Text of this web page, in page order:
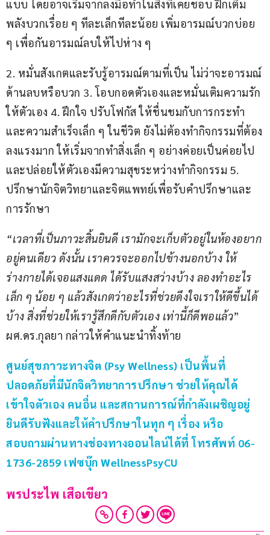
แบบ โดยอาจเริ่มจากลงมือทำในสิ่งที่เคยชอบ ฝึกเติม
พลังบวกเรื่อย ๆ ทีละเล็กทีละน้อย เพิ่มอารมณ์บวกบ่อย
ๆ เพื่อกันอารมณ์ลบให้ไปห่าง ๆ
2. หมั่นสังเกตและรับรู้อารมณ์ตามที่เป็น ไม่ว่าจะอารมณ์
ด้านลบหรือบวก 3. โอบกอดตัวเองและหมั่นเติมความรัก
ให้ตัวเอง 4. ฝึกใจ ปรับโฟกัส ให้ชื่นชมกับการกระทำ
และความสำเร็จเล็ก ๆ ในชีวิต ยังไม่ต้องทำกิจกรรมที่ต้อง
ลงแรงมาก ให้เริ่มจากทำสิ่งเล็ก ๆ อย่างค่อยเป็นค่อยไป
และปล่อยให้ตัวเองมีความสุขระหว่างทำกิจกรรม 5.
ปรึกษานักจิตวิทยาและจิตแพทย์เพื่อรับคำปรึกษาและ
การรักษา
“เวลาที่เป็นภาวะสิ้นยินดี เรามักจะเก็บตัวอยู่ในห้องอยาก
อยู่คนเดียว ดังนั้น เราควรจะออกไปข้างนอกบ้าง ให้
ร่างกายได้เจอแสงแดด ได้รับแสงสว่างบ้าง ลองทำอะไร
เล็ก ๆ น้อย ๆ แล้วสังเกตว่าอะไรที่ช่วยดึงใจเราให้ดีขึ้นได้
บ้าง สิ่งที่ช่วยให้เรารู้สึกดีกับตัวเอง เท่านี้ก็ดีพอแล้ว”
ผศ.ดร.กุลยา กล่าวให้คำแนะนำทิ้งท้าย
ศูนย์สุขภาวะทางจิต (Psy Wellness) เป็นพื้นที่
ปลอดภัยที่มีนักจิตวิทยาการปรึกษา ช่วยให้คุณได้
เข้าใจตัวเอง คนอื่น และสถานการณ์ที่กำลังเผชิญอยู่
ยินดีรับฟังและให้คำปรึกษาในทุก ๆ เรื่อง หรือ
สอบถามผ่านทางช่องทางออนไลน์ได้ที่ โทรศัพท์ 06-
1736-2859 เฟซบุ๊ก WellnessPsyCU
พรประไพ เสือเขียว